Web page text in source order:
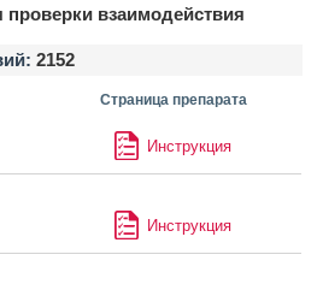
взаимодействия
2152
Страница препарата
Инструкция
Инструкция